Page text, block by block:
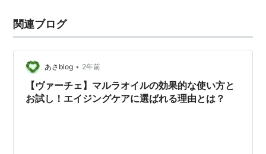
関連ブログ
あさblog • 2年前
【ヴァーチェ】マルラオイルの効果的な使い方と
お試し！エイジングケアに選ばれる理由とは？